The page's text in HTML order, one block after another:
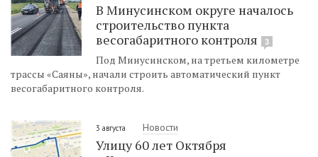
В Минусинском округе началось
строительство пункта
весогабаритного контроля
3
Под Минусинском, на третьем километре
трассы «Саяны», начали строить автоматический пункт
весогабаритного контроля.
3 августа Новости
Улицу 60 лет Октября